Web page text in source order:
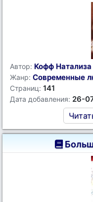
Автор: Кофф Натализа
Жанр: Современные
Страниц: 141
Дата добавления: 26-